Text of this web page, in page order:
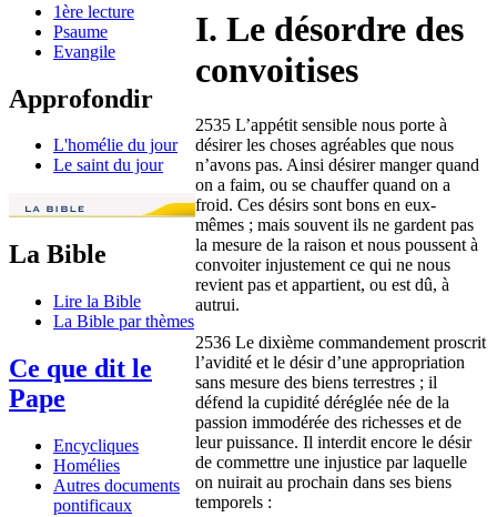
1ère lecture
Psaume
Evangile
Approfondir
L'homélie du jour
Le saint du jour
La Bible
Lire la Bible
La Bible par thèmes
Ce que dit le
Pape
Encycliques
Homélies
Autres documents
pontificaux
I. Le désordre des
convoitises
2535 L’appétit sensible nous porte à
désirer les choses agréables que nous
n’avons pas. Ainsi désirer manger quand
on a faim, ou se chauffer quand on a
froid. Ces désirs sont bons en eux-
mêmes ; mais souvent ils ne gardent pas
la mesure de la raison et nous poussent à
convoiter injustement ce qui ne nous
revient pas et appartient, ou est dû, à
autrui.
2536 Le dixième commandement proscrit
l’avidité et le désir d’une appropriation
sans mesure des biens terrestres ; il
défend la cupidité déréglée née de la
passion immodérée des richesses et de
leur puissance. Il interdit encore le désir
de commettre une injustice par laquelle
on nuirait au prochain dans ses biens
temporels :